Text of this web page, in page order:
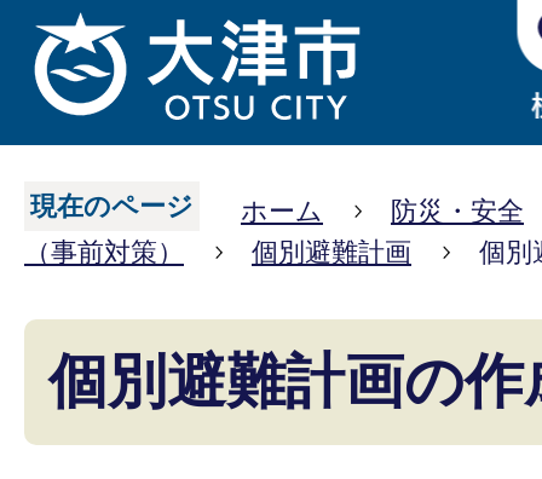
現在のページ ホーム
防災・安全
（事前対策）
個別避難計画 個別
個別避難計画の作